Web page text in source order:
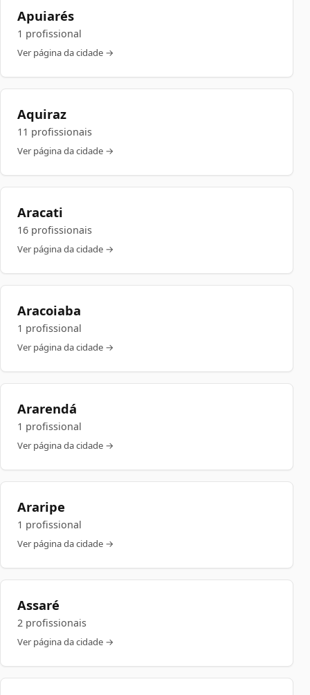
Apuiarés
1 profissional
Ver página da cidade →
Aquiraz
11 profissionais
Ver página da cidade →
Aracati
16 profissionais
Ver página da cidade →
Aracoiaba
1 profissional
Ver página da cidade →
Ararendá
1 profissional
Ver página da cidade →
Araripe
1 profissional
Ver página da cidade →
Assaré
2 profissionais
Ver página da cidade →